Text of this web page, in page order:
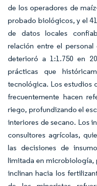
de los operadores de
probado biológicos, y el
de datos locales
relación entre el
deterioró a 1:1.750 en
prácticas que
tecnológica. Los estudios
frecuentemente hacen
riego, profundizando el
interiores de secano. Los
consultores agrícolas,
las decisiones de
limitada en microbiología,
inclinan hacia los